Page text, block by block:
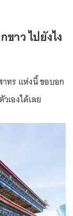
าว ไปยังไง
าทร แห่งนี้ ขอบอก
เองได้เลย